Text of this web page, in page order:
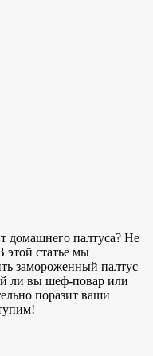
домашнего палтуса? Не
этой статье мы
замороженный палтус
ли вы шеф-повар или
поразит ваши